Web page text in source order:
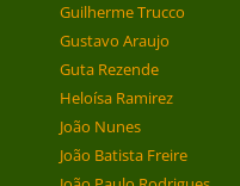
Guilherme Trucco
Gustavo Araujo
Guta Rezende
Heloísa Ramirez
João Nunes
João Batista Freire